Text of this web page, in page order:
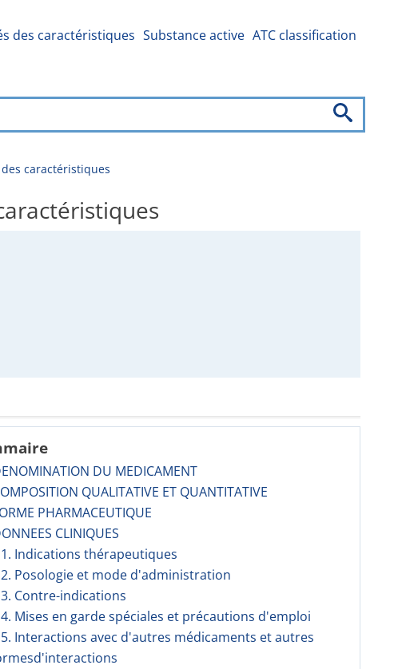
des caractéristiques Substance active ATC classification
caractéristiques
DU MEDICAMENT
QUALITATIVE ET QUANTITATIVE
PHARMACEUTIQUE
CLINIQUES
Indications thérapeutiques
Posologie et mode d'administration
Contre-indications
Mises en garde spéciales et précautions d'emploi
Interactions avec d'autres médicaments et autres